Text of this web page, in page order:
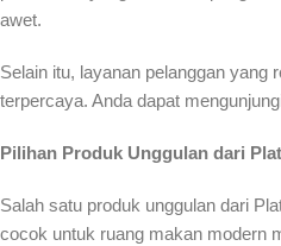
awet.
Selain itu, layanan pelanggan
terpercaya. Anda dapat
Pilihan Produk Unggulan dari
Salah satu produk unggulan dari
cocok untuk ruang makan modern